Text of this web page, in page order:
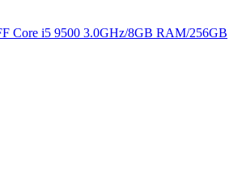
Core i5 9500 3.0GHz/8GB RAM/256GB